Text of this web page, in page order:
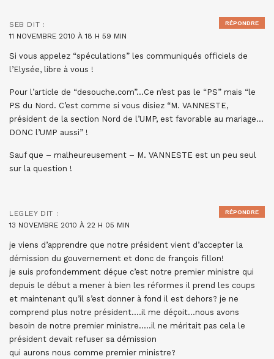
SEB DIT :
11 NOVEMBRE 2010 À 18 H 59 MIN
Si vous appelez “spéculations” les communiqués officiels de
l’Elysée, libre à vous !
Pour l’article de “desouche.com”…Ce n’est pas le “PS” mais “le
PS du Nord. C’est comme si vous disiez “M. VANNESTE,
président de la section Nord de l’UMP, est favorable au mariage…
DONC l’UMP aussi” !
Sauf que – malheureusement – M. VANNESTE est un peu seul
sur la question !
RÉPONDRE
LEGLEY DIT :
13 NOVEMBRE 2010 À 22 H 05 MIN
je viens d’apprendre que notre président vient d’accepter la
démission du gouvernement et donc de françois fillon!
je suis profondemment déçue c’est notre premier ministre qui
depuis le début a mener à bien les réformes il prend les coups
et maintenant qu’il s’est donner à fond il est dehors? je ne
comprend plus notre président….il me déçoit…nous avons
besoin de notre premier ministre…..il ne méritait pas cela le
président devait refuser sa démission
qui aurons nous comme premier ministre?
RÉPONDRE